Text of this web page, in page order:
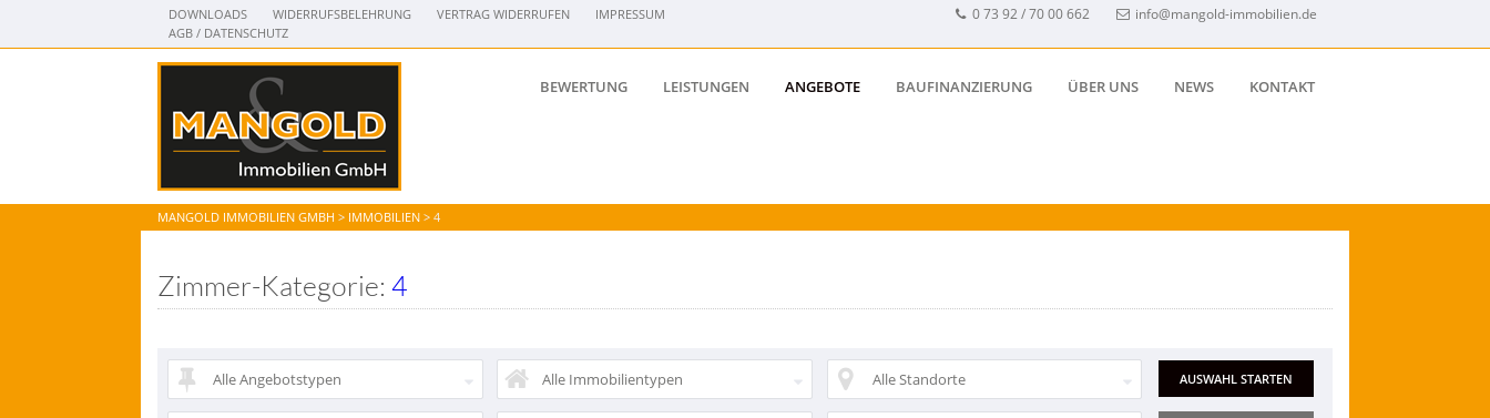
DOWNLOADS WIDERRUFSBELEHRUNG VERTRAG WIDERRUFEN
IMPRESSUM
AGB / DATENSCHUTZ
0 73 92 / 70 00 662 info@mangold-immobilien.de
BEWERTUNG LEISTUNGEN ANGEBOTE BAUFINANZIERUNG ÜBER UNS NEWS KONTAKT
MANGOLD IMMOBILIEN GMBH > IMMOBILIEN > 4
Zimmer-Kategorie: 4
Alle Angebotstypen Alle Immobilientypen Alle Standorte